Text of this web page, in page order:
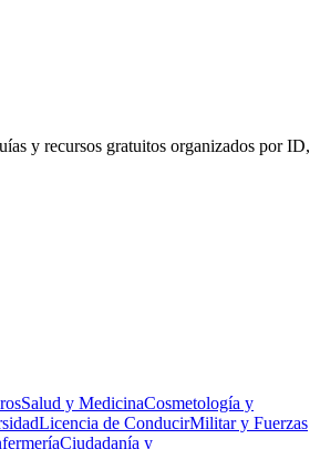
y recursos gratuitos organizados por ID,
Salud y MedicinaCosmetología y
Licencia de ConducirMilitar y Fuerzas
Ciudadanía y